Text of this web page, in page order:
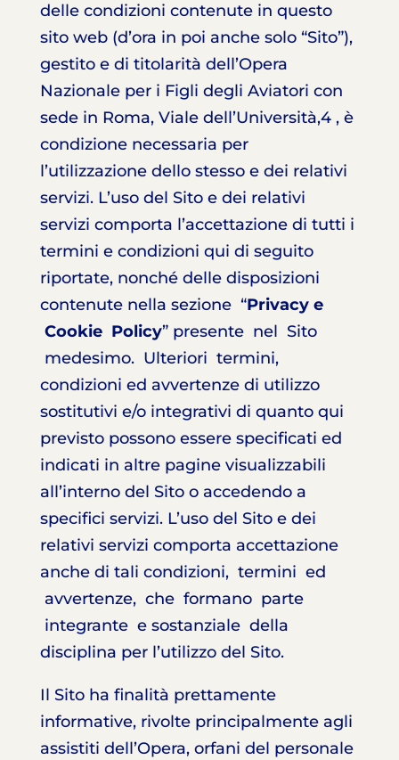
delle condizioni contenute in questo
sito web (d’ora in poi anche solo “Sito”),
gestito e di titolarità dell’Opera
Nazionale per i Figli degli Aviatori con
sede in Roma, Viale dell’Università,4 , è
condizione necessaria per
l’utilizzazione dello stesso e dei relativi
servizi. L’uso del Sito e dei relativi
servizi comporta l’accettazione di tutti i
termini e condizioni qui di seguito
riportate, nonché delle disposizioni
contenute nella sezione “Privacy e
Cookie Policy” presente nel Sito
medesimo. Ulteriori termini,
condizioni ed avvertenze di utilizzo
sostitutivi e/o integrativi di quanto qui
previsto possono essere specificati ed
indicati in altre pagine visualizzabili
all’interno del Sito o accedendo a
specifici servizi. L’uso del Sito e dei
relativi servizi comporta accettazione
anche di tali condizioni, termini ed
avvertenze, che formano parte
integrante e sostanziale della
disciplina per l’utilizzo del Sito.
Il Sito ha finalità prettamente
informative, rivolte principalmente agli
assistiti dell’Opera, orfani del personale